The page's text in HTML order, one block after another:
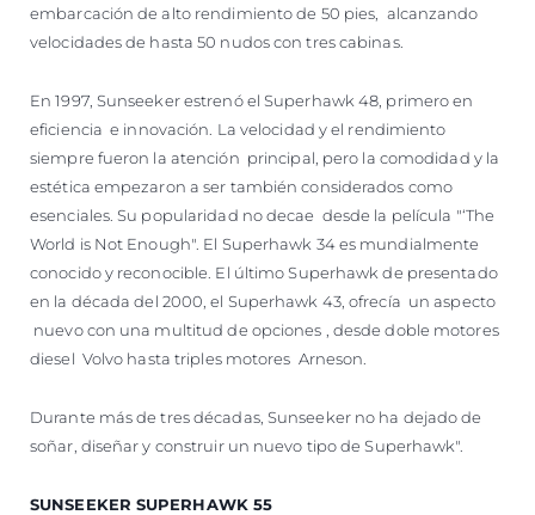
embarcación de alto rendimiento de 50 pies, alcanzando
velocidades de hasta 50 nudos con tres cabinas.
En 1997, Sunseeker estrenó el Superhawk 48, primero en
eficiencia e innovación. La velocidad y el rendimiento
siempre fueron la atención principal, pero la comodidad y la
estética empezaron a ser también considerados como
esenciales. Su popularidad no decae desde la película "‘The
World is Not Enough". El Superhawk 34 es mundialmente
conocido y reconocible. El último Superhawk de presentado
en la década del 2000, el Superhawk 43, ofrecía un aspecto
nuevo con una multitud de opciones , desde doble motores
diesel Volvo hasta triples motores Arneson.
Durante más de tres décadas, Sunseeker no ha dejado de
soñar, diseñar y construir un nuevo tipo de Superhawk".
SUNSEEKER SUPERHAWK 55